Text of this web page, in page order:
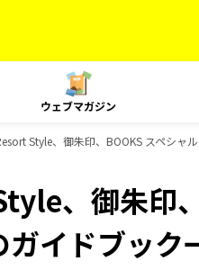
ウェブマガジン
Style、御朱印、BOOKS スペシャ
、御朱印
イドブック